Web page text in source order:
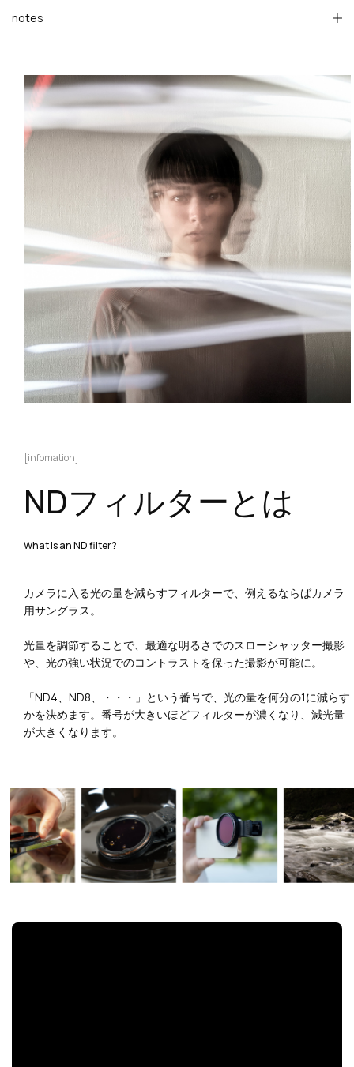
notes
[infomation]
NDフィルターとは
What is an ND filter?
カメラに入る光の量を減らすフィルターで、例えるならばカメラ
用サングラス。
光量を調節することで、最適な明るさでのスローシャッター撮影
や、光の強い状況でのコントラストを保った撮影が可能に。
「ND4、ND8、・・・」という番号で、光の量を何分の1に減らす
かを決めます。番号が大きいほどフィルターが濃くなり、減光量
が大きくなります。